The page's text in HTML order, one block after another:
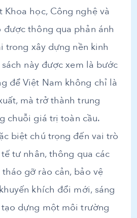
Khoa học, Công nghệ và
thông qua phản ánh
trong xây dựng nền kinh
này được xem là bước
để Việt Nam không chỉ là
mà trở thành trung
chuỗi giá trị toàn cầu.
biệt chú trọng đến vai trò
tư nhân, thông qua các
gỡ rào cản, bảo vệ
khích đổi mới, sáng
dựng một môi trường